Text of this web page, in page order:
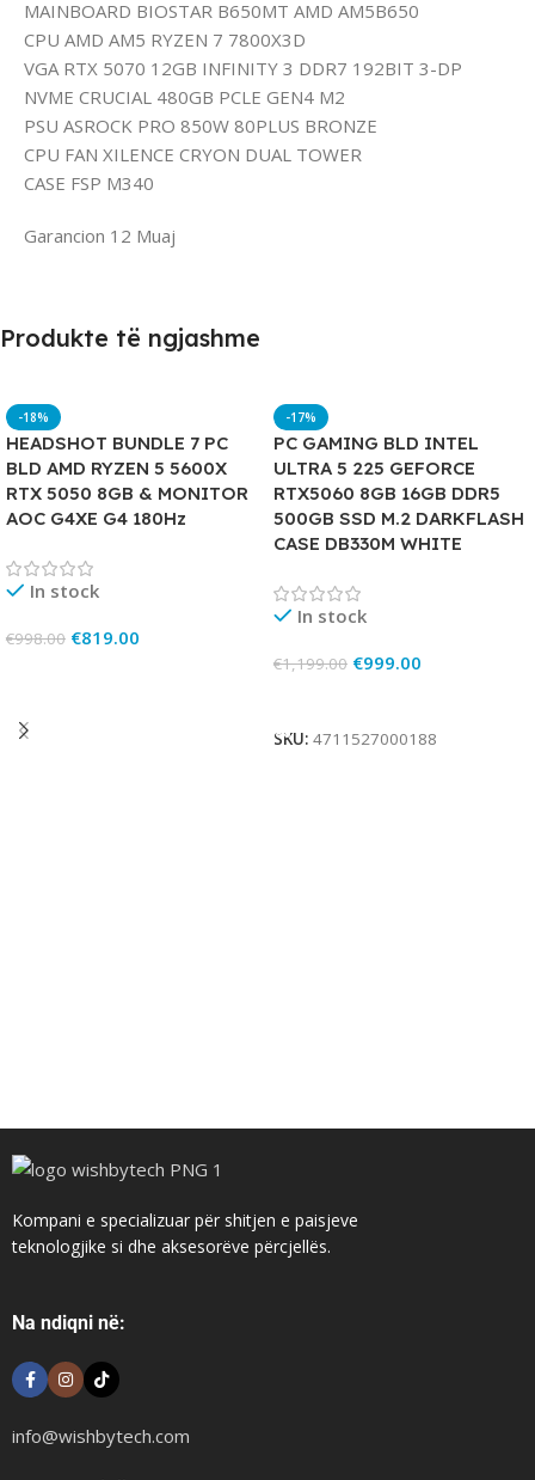
MAINBOARD BIOSTAR B650MT AMD AM5B650
CPU AMD AM5 RYZEN 7 7800X3D
VGA RTX 5070 12GB INFINITY 3 DDR7 192BIT 3-DP
NVME CRUCIAL 480GB PCLE GEN4 M2
PSU ASROCK PRO 850W 80PLUS BRONZE
CPU FAN XILENCE CRYON DUAL TOWER
CASE FSP M340
Garancion 12 Muaj
Produkte të ngjashme
-18%
HEADSHOT BUNDLE 7 PC
BLD AMD RYZEN 5 5600X
RTX 5050 8GB & MONITOR
AOC G4XE G4 180Hz
In stock
€998.00 €819.00
-17%
PC GAMING BLD INTEL
ULTRA 5 225 GEFORCE
RTX5060 8GB 16GB DDR5
500GB SSD M.2 DARKFLASH
CASE DB330M WHITE
In stock
€1,199.00 €999.00
SKU: 4711527000188
Kompani e specializuar për shitjen e paisjeve
teknologjike si dhe aksesorëve përcjellës.
Na ndiqni në:
info@wishbytech.com